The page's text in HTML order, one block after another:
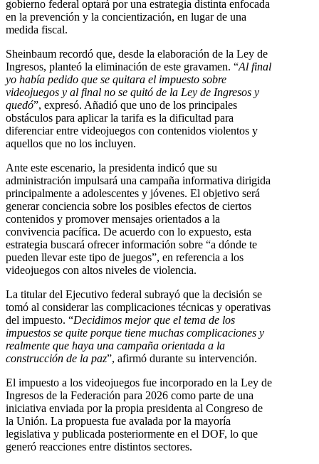
gobierno federal optará por una estrategia distinta enfocada
en la prevención y la concientización, en lugar de una
medida fiscal.
Sheinbaum recordó que, desde la elaboración de la Ley de
Ingresos, planteó la eliminación de este gravamen. “Al final
yo había pedido que se quitara el impuesto sobre
videojuegos y al final no se quitó de la Ley de Ingresos y
quedó”, expresó. Añadió que uno de los principales
obstáculos para aplicar la tarifa es la dificultad para
diferenciar entre videojuegos con contenidos violentos y
aquellos que no los incluyen.
Ante este escenario, la presidenta indicó que su
administración impulsará una campaña informativa dirigida
principalmente a adolescentes y jóvenes. El objetivo será
generar conciencia sobre los posibles efectos de ciertos
contenidos y promover mensajes orientados a la
convivencia pacífica. De acuerdo con lo expuesto, esta
estrategia buscará ofrecer información sobre “a dónde te
pueden llevar este tipo de juegos”, en referencia a los
videojuegos con altos niveles de violencia.
La titular del Ejecutivo federal subrayó que la decisión se
tomó al considerar las complicaciones técnicas y operativas
del impuesto. “Decidimos mejor que el tema de los
impuestos se quite porque tiene muchas complicaciones y
realmente que haya una campaña orientada a la
construcción de la paz”, afirmó durante su intervención.
El impuesto a los videojuegos fue incorporado en la Ley de
Ingresos de la Federación para 2026 como parte de una
iniciativa enviada por la propia presidenta al Congreso de
la Unión. La propuesta fue avalada por la mayoría
legislativa y publicada posteriormente en el DOF, lo que
generó reacciones entre distintos sectores.